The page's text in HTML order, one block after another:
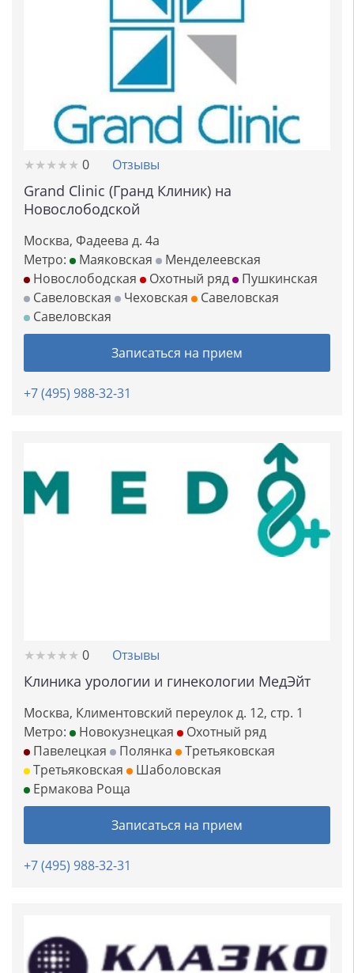
★★★★★
★★★★★ 0 Отзывы
Grand Clinic (Гранд Клиник) на
Новослободской
Москва, Фадеева д. 4а
Метро:
Маяковская
Менделеевская
Новослободская
Охотный ряд
Пушкинская
Савеловская
Чеховская
Савеловская
Савеловская
Записаться на прием
+7 (495) 988-32-31
★★★★★
★★★★★ 0 Отзывы
Клиника урологии и гинекологии МедЭйт
Москва, Климентовский переулок д. 12, стр. 1
Метро:
Новокузнецкая
Охотный ряд
Павелецкая
Полянка
Третьяковская
Третьяковская
Шаболовская
Ермакова Роща
Записаться на прием
+7 (495) 988-32-31